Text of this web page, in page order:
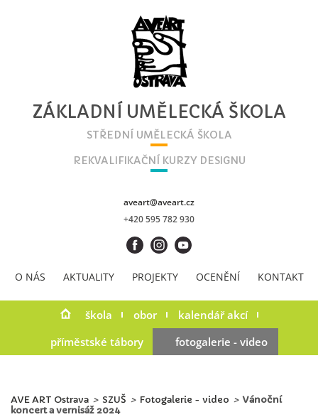
O NÁS AKTUALITY PROJEKTY OCENĚNÍ KONTAKT
ZÁKLADNÍ UMĚLECKÁ ŠKOLA
STŘEDNÍ UMĚLECKÁ ŠKOLA
REKVALIFIKAČNÍ KURZY DESIGNU
aveart@aveart.cz
+420 595 782 930
škola obor
kalendář akcí
příměstské tábory
fotogalerie - video
AVE ART Ostrava > SZUŠ > Fotogalerie - video > Vánoční
koncert a vernisáž 2024